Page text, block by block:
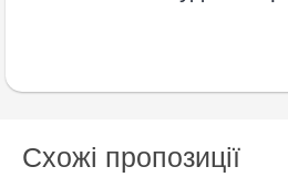
Схожі пропозиції